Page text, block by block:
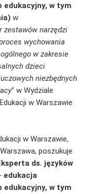
edukacyjny, w tym
w
zestawów narzędzi
wychowania
w zakresie
dzieci
niezbędnych
” w Wydziale
w Warszawie
w Warszawie,
poszukuje
ds. języków
edukacja
edukacyjny, w tym